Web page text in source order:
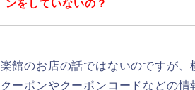
ンをしていないの？
館のお店の話ではないのですが
ーポンやクーポンコードなどの情